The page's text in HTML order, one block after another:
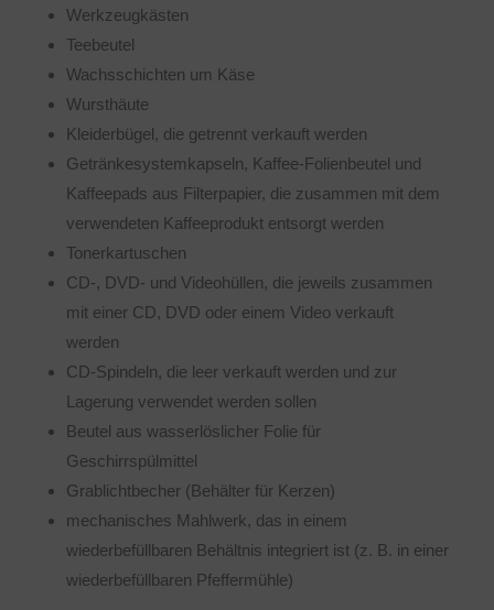
Werkzeugkästen
Teebeutel
Wachsschichten um Käse
Wursthäute
Kleiderbügel, die getrennt verkauft werden
Getränkesystemkapseln, Kaffee-Folienbeutel und
Kaffeepads aus Filterpapier, die zusammen mit dem
verwendeten Kaffeeprodukt entsorgt werden
Tonerkartuschen
CD-, DVD- und Videohüllen, die jeweils zusammen
mit einer CD, DVD oder einem Video verkauft
werden
CD-Spindeln, die leer verkauft werden und zur
Lagerung verwendet werden sollen
Beutel aus wasserlöslicher Folie für
Geschirrspülmittel
Grablichtbecher (Behälter für Kerzen)
mechanisches Mahlwerk, das in einem
wiederbefüllbaren Behältnis integriert ist (z. B. in einer
wiederbefüllbaren Pfeffermühle)